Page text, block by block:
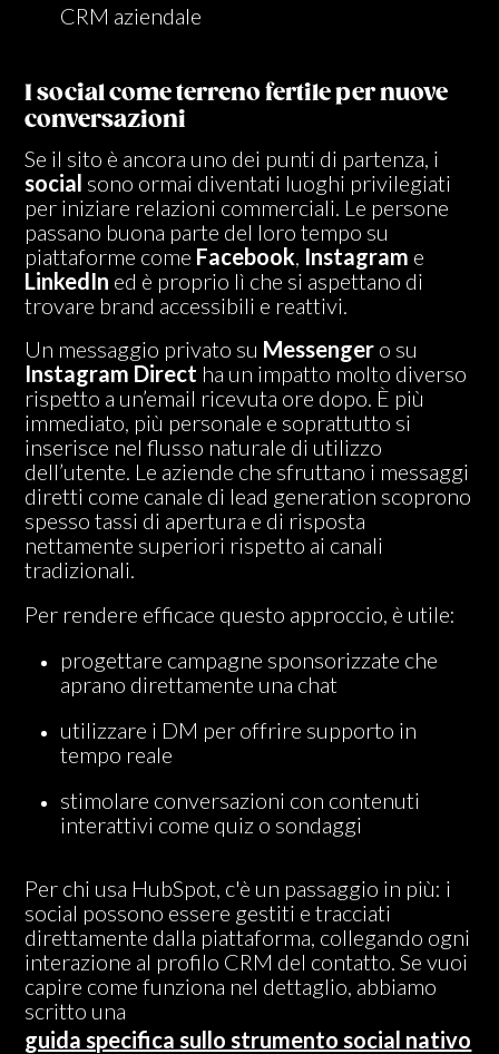
CRM aziendale
I social come terreno fertile per nuove
conversazioni
Se il sito è ancora uno dei punti di partenza, i
social sono ormai diventati luoghi privilegiati
per iniziare relazioni commerciali. Le persone
passano buona parte del loro tempo su
piattaforme come Facebook, Instagram e
LinkedIn ed è proprio lì che si aspettano di
trovare brand accessibili e reattivi.
Un messaggio privato su Messenger o su
Instagram Direct ha un impatto molto diverso
rispetto a un’email ricevuta ore dopo. È più
immediato, più personale e soprattutto si
inserisce nel flusso naturale di utilizzo
dell’utente. Le aziende che sfruttano i messaggi
diretti come canale di lead generation scoprono
spesso tassi di apertura e di risposta
nettamente superiori rispetto ai canali
tradizionali.
Per rendere efficace questo approccio, è utile:
progettare campagne sponsorizzate che
aprano direttamente una chat
utilizzare i DM per offrire supporto in
tempo reale
stimolare conversazioni con contenuti
interattivi come quiz o sondaggi
Per chi usa HubSpot, c'è un passaggio in più: i
social possono essere gestiti e tracciati
direttamente dalla piattaforma, collegando ogni
interazione al profilo CRM del contatto. Se vuoi
capire come funziona nel dettaglio, abbiamo
scritto una
guida specifica sullo strumento social nativo